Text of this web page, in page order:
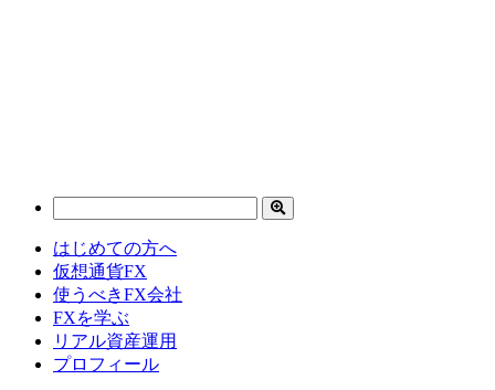
はじめての方へ
仮想通貨FX
使うべきFX会社
FXを学ぶ
リアル資産運用
プロフィール